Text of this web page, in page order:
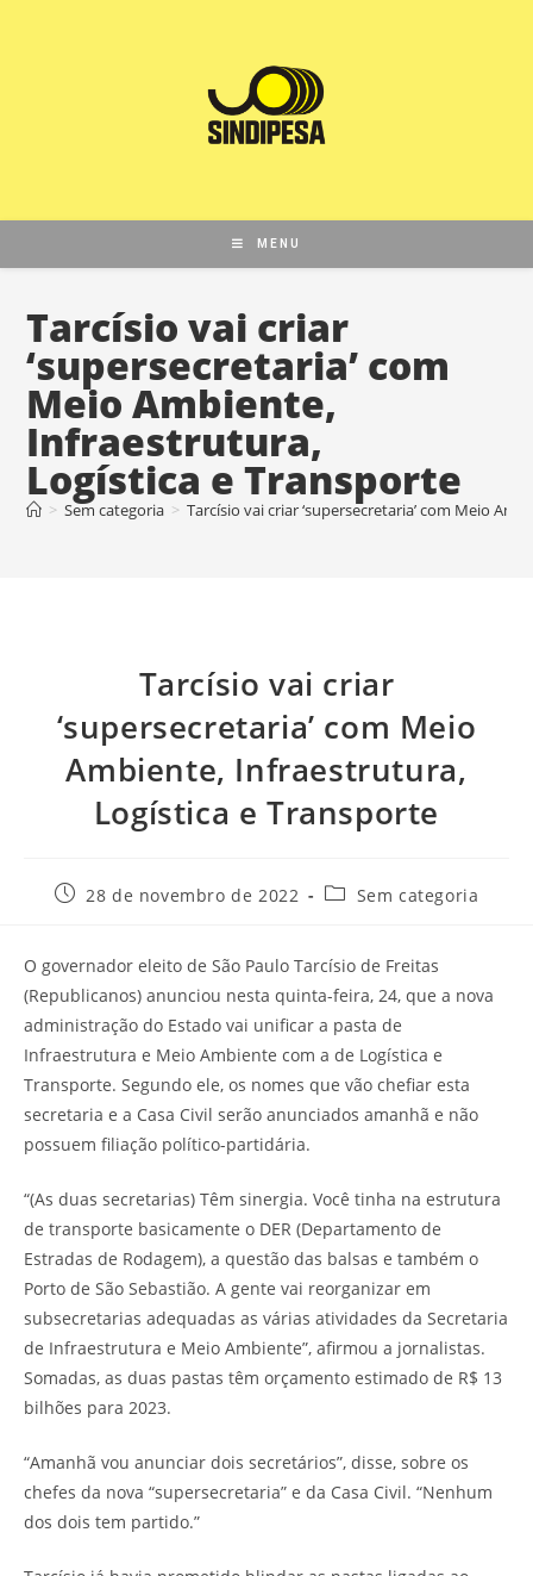
MENU
Tarcísio vai criar
‘supersecretaria’ com
Meio Ambiente,
Infraestrutura,
Logística e Transporte
> Sem categoria > Tarcísio vai criar ‘supersecretaria’ com Meio
Tarcísio vai criar
‘supersecretaria’ com Meio
Ambiente, Infraestrutura,
Logística e Transporte
28 de novembro de 2022 Sem categoria
O governador eleito de São Paulo Tarcísio de Freitas
(Republicanos) anunciou nesta quinta-feira, 24, que a nova
administração do Estado vai unificar a pasta de
Infraestrutura e Meio Ambiente com a de Logística e
Transporte. Segundo ele, os nomes que vão chefiar esta
secretaria e a Casa Civil serão anunciados amanhã e não
possuem filiação político-partidária.
“(As duas secretarias) Têm sinergia. Você tinha na estrutura
de transporte basicamente o DER (Departamento de
Estradas de Rodagem), a questão das balsas e também o
Porto de São Sebastião. A gente vai reorganizar em
subsecretarias adequadas as várias atividades da Secretaria
de Infraestrutura e Meio Ambiente”, afirmou a jornalistas.
Somadas, as duas pastas têm orçamento estimado de R$ 13
bilhões para 2023.
“Amanhã vou anunciar dois secretários”, disse, sobre os
chefes da nova “supersecretaria” e da Casa Civil. “Nenhum
dos dois tem partido.”